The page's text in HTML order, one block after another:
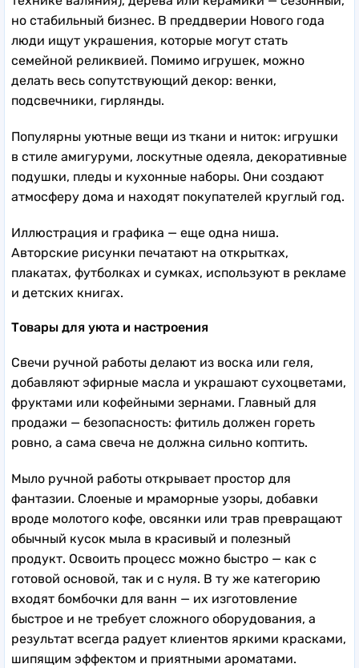
но стабильный бизнес. В преддверии Нового года
люди ищут украшения, которые могут стать
семейной реликвией. Помимо игрушек, можно
делать весь сопутствующий декор: венки,
подсвечники, гирлянды.
Популярны уютные вещи из ткани и ниток: игрушки
в стиле амигуруми, лоскутные одеяла, декоративные
подушки, пледы и кухонные наборы. Они создают
атмосферу дома и находят покупателей круглый год.
Иллюстрация и графика — еще одна ниша.
Авторские рисунки печатают на открытках,
плакатах, футболках и сумках, используют в рекламе
и детских книгах.
Товары для уюта и настроения
Свечи ручной работы делают из воска или геля,
добавляют эфирные масла и украшают сухоцветами,
фруктами или кофейными зернами. Главный для
продажи — безопасность: фитиль должен гореть
ровно, а сама свеча не должна сильно коптить.
Мыло ручной работы открывает простор для
фантазии. Слоеные и мраморные узоры, добавки
вроде молотого кофе, овсянки или трав превращают
обычный кусок мыла в красивый и полезный
продукт. Освоить процесс можно быстро — как с
готовой основой, так и с нуля. В ту же категорию
входят бомбочки для ванн — их изготовление
быстрое и не требует сложного оборудования, а
результат всегда радует клиентов яркими красками,
шипящим эффектом и приятными ароматами.